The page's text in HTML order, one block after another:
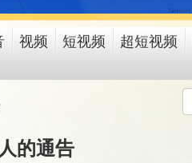
视频 短视频 超短视频
的通告